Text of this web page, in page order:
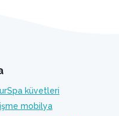
küvetleri
mobilya